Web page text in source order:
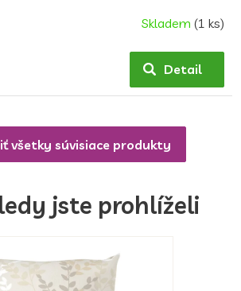
Skladem (1 ks)
Detail
všetky súvisiace produkty
jste prohlíželi